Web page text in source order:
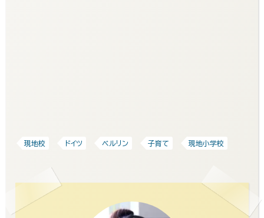
現地校 ドイツ ベルリン 子育て 現地小学校